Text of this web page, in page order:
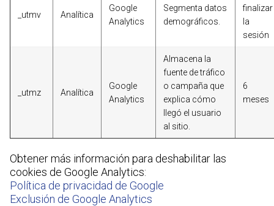
_utmv Analítica
Google
Analytics
Segmenta datos
demográficos.
finalizar
la
sesión
_utmz Analítica
Google
Analytics
Almacena la
fuente de tráfico
o campaña que
explica cómo
llegó el usuario
al sitio.
6
meses
Obtener más información para deshabilitar las
cookies de Google Analytics:
Política de privacidad de Google
Exclusión de Google Analytics